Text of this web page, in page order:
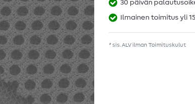
30 päivän
Ilmainen toimitus yli
* sis. ALV ilman Toimituskulut